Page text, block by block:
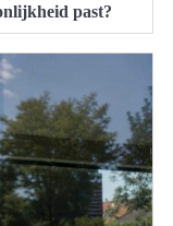
past?